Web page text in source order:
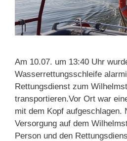
Am 10.07. um 13:40 Uhr
Wasserrettungsschleife
Rettungsdienst zum
transportieren.Vor Ort war
mit dem Kopf aufgeschlagen.
Versorgung auf dem
Person und den